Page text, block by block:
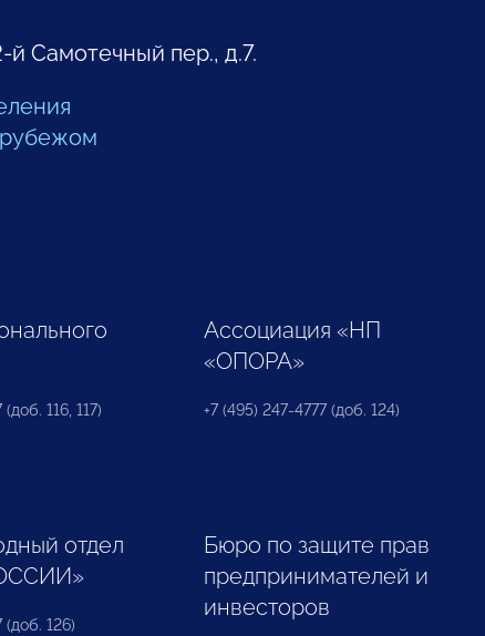
й Самотечный пер., д.7.
116, 117)
Ассоциация «НП
«ОПОРА»
+7 (495) 247-4777 (доб. 124)
отдел
(доб. 126)
Бюро по защите прав
предпринимателей и
инвесторов